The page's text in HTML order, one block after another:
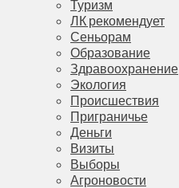
Туризм
ЛК рекомендует
Сеньорам
Образование
Здравоохранение
Экология
Происшествия
Приграничье
Деньги
Визиты
Выборы
Агроновости